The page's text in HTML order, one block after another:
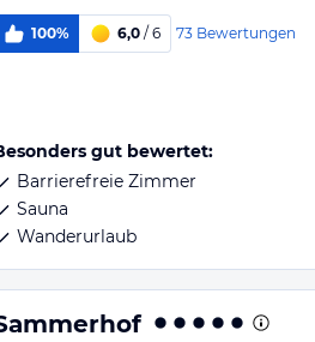
100% 6,0 / 6 73 Bewertungen
gut bewertet:
Barrierefreie Zimmer
Sauna
Wanderurlaub